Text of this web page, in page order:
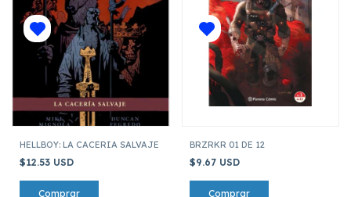
HELLBOY: LA CACERIA SALVAJE
$12.53 USD
BRZRKR 01 DE 12
$9.67 USD